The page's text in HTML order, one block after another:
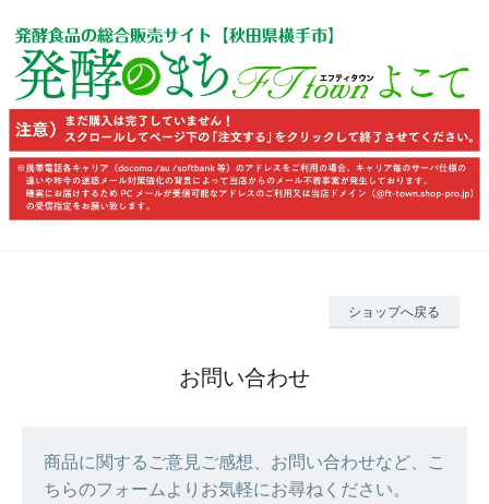
ショップへ戻る
お問い合わせ
商品に関するご意見ご感想、お問い合わせなど、こ
ちらのフォームよりお気軽にお尋ねください。